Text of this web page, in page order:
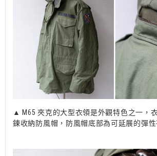
▲ M65 夾克的大型衣領是外觀特色之一，
鍊收納防風帽，防風帽底部為可延展的彈性